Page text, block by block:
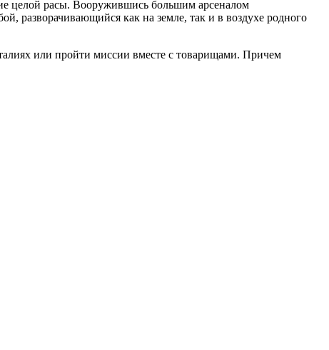
целой расы. Вооружившись большим арсеналом
разворачивающийся как на земле, так и в воздухе родного
или пройти миссии вместе с товарищами. Причем